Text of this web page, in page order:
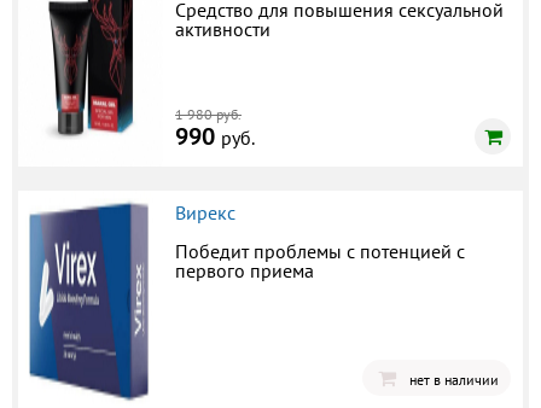
Средство для повышения сексуальной
активности
1 980 руб.
990 руб.
Вирекс
Победит проблемы с потенцией с
первого приема
нет в наличии